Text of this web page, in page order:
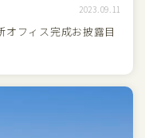
2023.09.11
フィス完成お披露目